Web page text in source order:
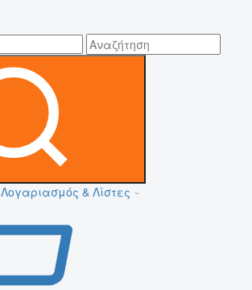
Λογαριασμός & Λίστες